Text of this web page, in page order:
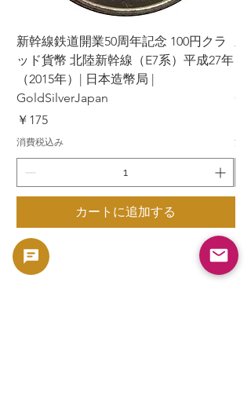
新幹線鉄道開業50周年記念 100円クラ
ッド貨幣 北陸新幹線（E7系）平成27年
（2015年）| 日本造幣局 |
GoldSilverJapan
価格
￥175
消費税込み
カートに追加する
消